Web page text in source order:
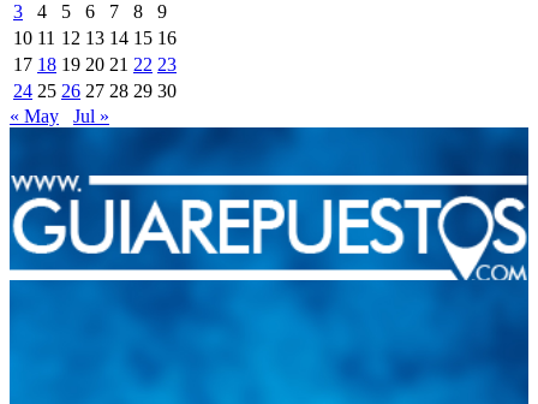
3
4 5 6 7 8
9
10 11 12 13 14 15 16
17 18 19 20 21 22 23
24 25 26 27 28 29 30
« May
Jul »